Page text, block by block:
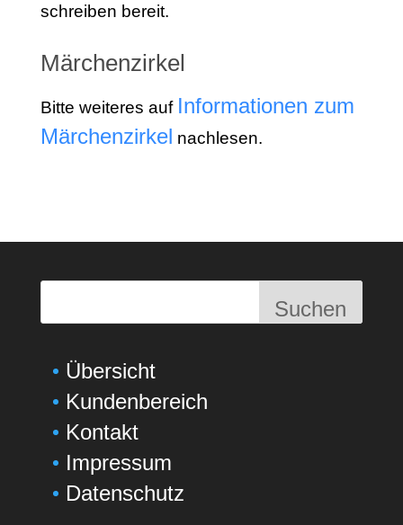
schreiben bereit.
Märchenzirkel
Bitte weiteres auf Informationen zum
Märchenzirkel nachlesen.
Suchen
Übersicht
Kundenbereich
Kontakt
Impressum
Datenschutz